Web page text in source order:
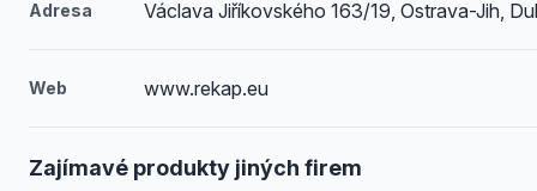
Adresa Václava Jiříkovského 163/19, Ostrava-Jih,
Web www.rekap.eu
Zajímavé produkty jiných firem